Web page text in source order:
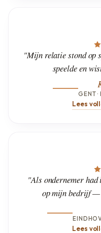
"Mijn relatie stond op
speelde en
GENT
Lees
"Als ondernemer had
op mijn bedrijf —
Lees